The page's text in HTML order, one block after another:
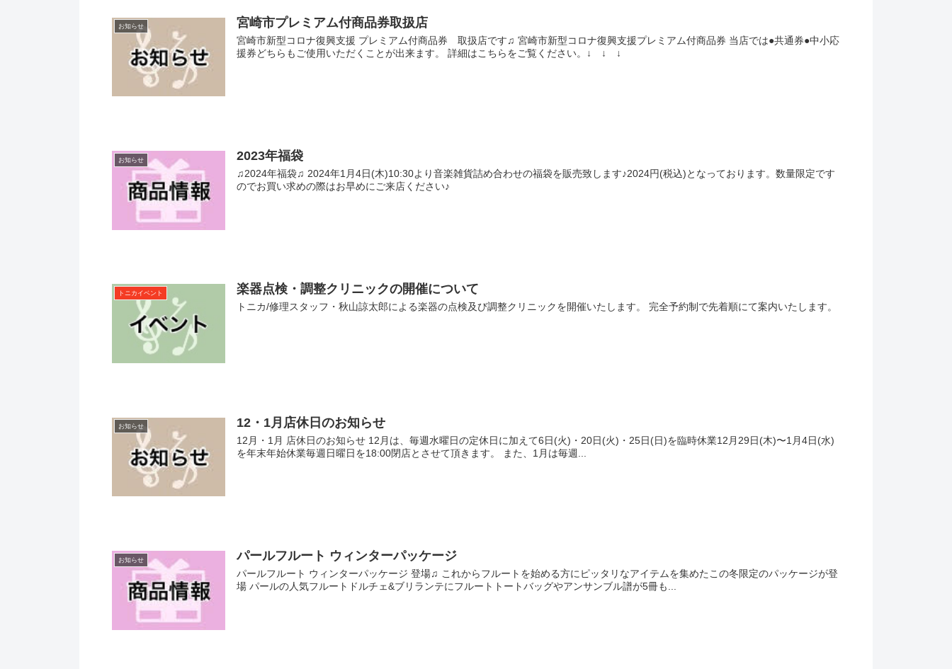
お知らせ 宮崎市プレミアム付商品券取扱店
宮崎市新型コロナ復興支援 プレミアム付商品券 取扱店です♫ 宮崎市新型コロナ復興支援プレミアム付商品券 当店では●共通券●中小応
援券どちらもご使用いただくことが出来ます。 詳細はこちらをご覧ください。↓ ↓ ↓
お知らせ 2023年福袋
♫2024年福袋♫ 2024年1月4日(木)10:30より音楽雑貨詰め合わせの福袋を販売致します♪2024円(税込)となっております。数量限定です
のでお買い求めの際はお早めにご来店ください♪
トニカイベント 楽器点検・調整クリニックの開催について
トニカ/修理スタッフ・秋山諒太郎による楽器の点検及び調整クリニックを開催いたします。 完全予約制で先着順にて案内いたします。
お知らせ 12・1月店休日のお知らせ
12月・1月 店休日のお知らせ 12月は、毎週水曜日の定休日に加えて6日(火)・20日(火)・25日(日)を臨時休業12月29日(木)〜1月4日(水)
を年末年始休業毎週日曜日を18:00閉店とさせて頂きます。 また、1月は毎週...
お知らせ パールフルート ウィンターパッケージ
パールフルート ウィンターパッケージ 登場♫ これからフルートを始める方にピッタリなアイテムを集めたこの冬限定のパッケージが登
場 パールの人気フルートドルチェ&ブリランテにフルートトートバッグやアンサンブル譜が5冊も...